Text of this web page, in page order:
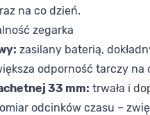
na co dzień.
zegarka
zasilany baterią,
odporność tarczy na
33 mm: trwała i
odcinków czasu –